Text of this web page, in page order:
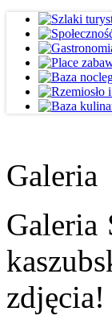
Galeria
Galeria
zdjęcia!